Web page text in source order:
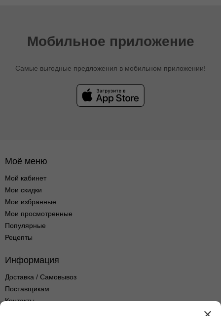
Мобильное приложение
Самые выгодные предложения в мобильном приложении!
Моё меню
Мой кабинет
Мои скидки
Мои избранные
Мои просмотренные
Популярные
Рецепты
Информация
Доставка / Самовывоз
Поставщикам
Контакты